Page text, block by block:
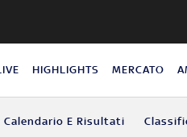
HIGHLIGHTS MERCATO
Calendario E Risultati